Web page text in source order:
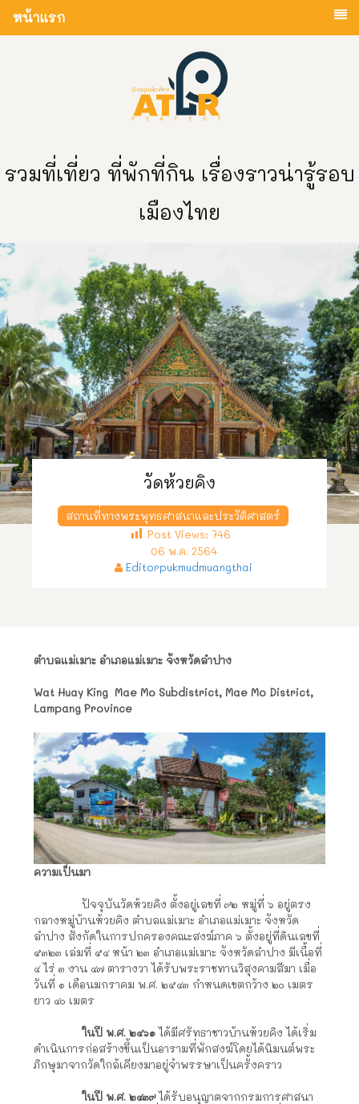
หน้าแรก
รวมที่เที่ยว ที่พักที่กิน เรื่องราวน่ารู้รอบ
เมืองไทย
วัดห้วยคิง
สถานที่ทางพระพุทธศาสนาและประวัติศาสตร์
Post Views: 746
06 พ.ค. 2564
Editorpukmudmuangthai
ตำบลแม่เมาะ อำเภอแม่เมาะ จังหวัดลำปาง
Wat Huay King Mae Mo Subdistrict, Mae Mo District,
Lampang Province
ความเป็นมา
ปัจจุบันวัดห้วยคิง ตั้งอยู่เลขที่ ๙๒ หมู่ที่ ๖ อยู่ตรง
กลางหมู่บ้านห้วยคิง ตำบลแม่เมาะ อำเภอแม่เมาะ จังหวัด
ลำปาง สังกัดในการปกครองคณะสงฆ์ภาค ๖ ตั้งอยู่ที่ดินเลขที่
๕๓๒๓ เล่มที่ ๕๔ หน้า ๒๓ อำเภอแม่เมาะ จังหวัดลำปาง มีเนื้อที่
๔ ไร่ ๓ งาน ๔๗ ตารางวา ได้รับพระราชทานวิสุงคามสีมา เมื่อ
วันที่ ๑ เดือนมกราคม พ.ศ. ๒๕๔๓ กำหนดเขตกว้าง ๒๐ เมตร
ยาว ๔๐ เมตร
ในปี พ.ศ. ๒๔๖๑ได้มีศรัทธาชาวบ้านห้วยคิง ได้เริ่ม
ดำเนินการก่อสร้างขึ้นเป็นอารามที่พักสงฆ์โดยได้นิมนต์พระ
ภิกษุมาจากวัดใกล้เคียงมาอยู่จำพรรษาเป็นครั้งคราว
ในปี พ.ศ. ๒๔๓๙ได้รับอนุญาตจากกรมการศาสนา